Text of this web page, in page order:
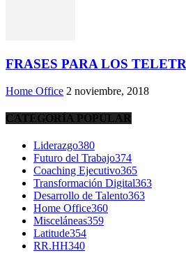
FRASES PARA LOS
Home Office 2 noviembre, 2018
CATEGORÍA POPULAR
Liderazgo380
Futuro del Trabajo374
Coaching Ejecutivo365
Transformación Digital363
Desarrollo de Talento363
Home Office360
Misceláneas359
Latitude354
RR.HH340